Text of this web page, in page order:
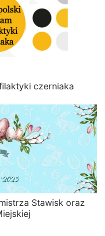
czerniaka
Stawisk oraz